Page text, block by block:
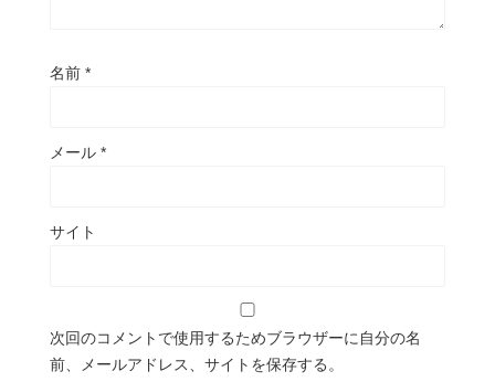
名前 *
メール *
サイト
次回のコメントで使用するためブラウザーに自分の名
前、メールアドレス、サイトを保存する。